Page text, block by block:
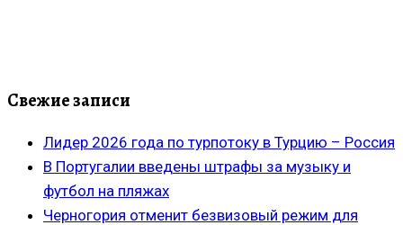
Свежие записи
Лидер 2026 года по турпотоку в Турцию – Россия
В Португалии введены штрафы за музыку и
футбол на пляжах
Черногория отменит безвизовый режим для